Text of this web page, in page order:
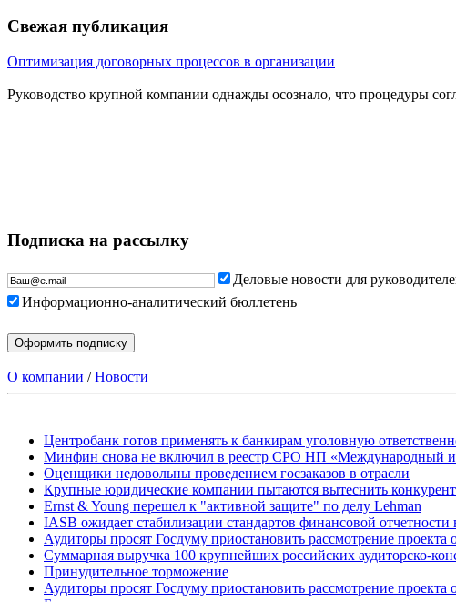
Свежая публикация
Оптимизация договорных процессов в организации
Руководство крупной компании однажды осознало, что процедуры
Подписка на рассылку
Деловые новости для
Информационно-аналитический бюллетень
О компании /Новости
Центробанк готов применять к банкирам уголовную
Минфин снова не включил в реестр СРО НП «Международный
Оценщики недовольны проведением госзаказов в отрасли
Крупные юридические компании пытаются вытеснить
Ernst & Young перешел к "активной защите" по делу Lehman
IASB ожидает стабилизации стандартов финансовой отчетности
Аудиторы просят Госдуму приостановить рассмотрение
Суммарная выручка 100 крупнейших российских аудиторско-
Принудительное торможение
Аудиторы просят Госдуму приостановить рассмотрение